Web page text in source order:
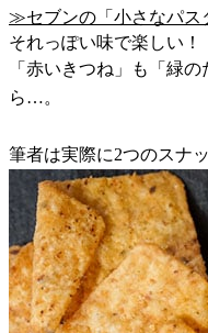
≫セブンの「小さなパス
それっぽい味で楽しい！
「赤いきつね」も「緑
ら…。
筆者は実際に2つのスナ